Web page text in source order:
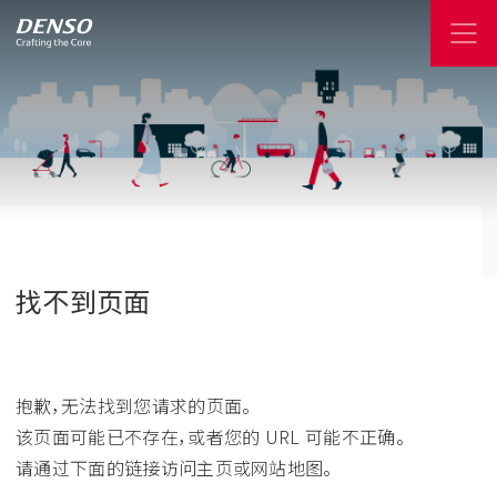
找不到页面
抱歉，无法找到您请求的页面。
该页面可能已不存在，或者您的 URL 可能不正确。
请通过下面的链接访问主页或网站地图。